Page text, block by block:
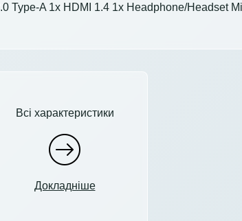
Type-A 1x HDMI 1.4 1x Headphone/Headset
Всі характеристики
Докладніше